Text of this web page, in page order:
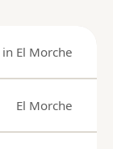
3 Bed شقة في الطابق الأوسط in El Morche
El Morche